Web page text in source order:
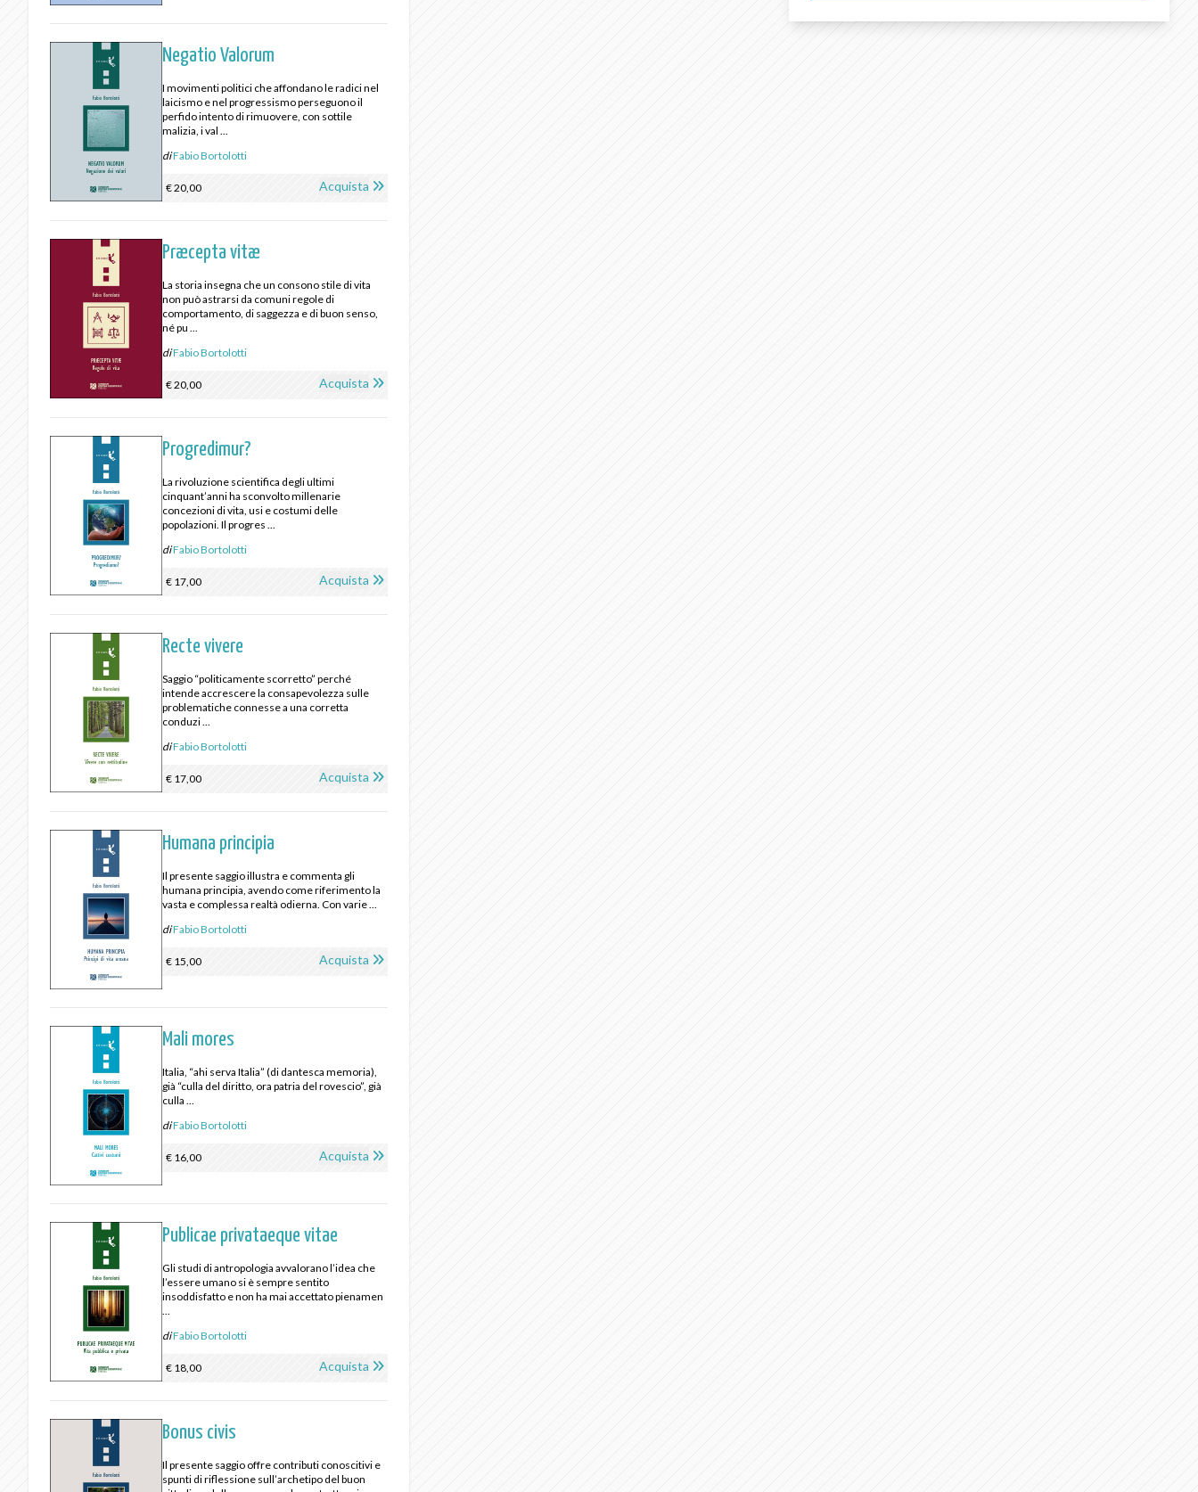
Negatio Valorum
I movimenti politici che affondano le radici nel
laicismo e nel progressismo perseguono il
perfido intento di rimuovere, con sottile
malizia, i val ...
diFabio Bortolotti
€ 20,00 Acquista
Præcepta vitæ
La storia insegna che un consono stile di vita
non può astrarsi da comuni regole di
comportamento, di saggezza e di buon senso,
né pu ...
diFabio Bortolotti
€ 20,00 Acquista
Progredimur?
La rivoluzione scientifica degli ultimi
cinquant’anni ha sconvolto millenarie
concezioni di vita, usi e costumi delle
popolazioni. Il progres ...
diFabio Bortolotti
€ 17,00 Acquista
Recte vivere
Saggio “politicamente scorretto” perché
intende accrescere la consapevolezza sulle
problematiche connesse a una corretta
conduzi ...
diFabio Bortolotti
€ 17,00 Acquista
Humana principia
Il presente saggio illustra e commenta gli
humana principia, avendo come riferimento la
vasta e complessa realtà odierna. Con varie ...
diFabio Bortolotti
€ 15,00 Acquista
Mali mores
Italia, “ahi serva Italia” (di dantesca memoria),
già “culla del diritto, ora patria del rovescio”, già
culla ...
diFabio Bortolotti
€ 16,00 Acquista
Publicae privataeque vitae
Gli studi di antropologia avvalorano l’idea che
l’essere umano si è sempre sentito
insoddisfatto e non ha mai accettato pienamen
...
diFabio Bortolotti
€ 18,00 Acquista
Bonus civis
Il presente saggio offre contributi conoscitivi e
spunti di riflessione sull’archetipo del buon